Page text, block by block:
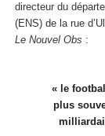
directeur du
(ENS) de la rue
Le Nouvel Obs :
« le
plus